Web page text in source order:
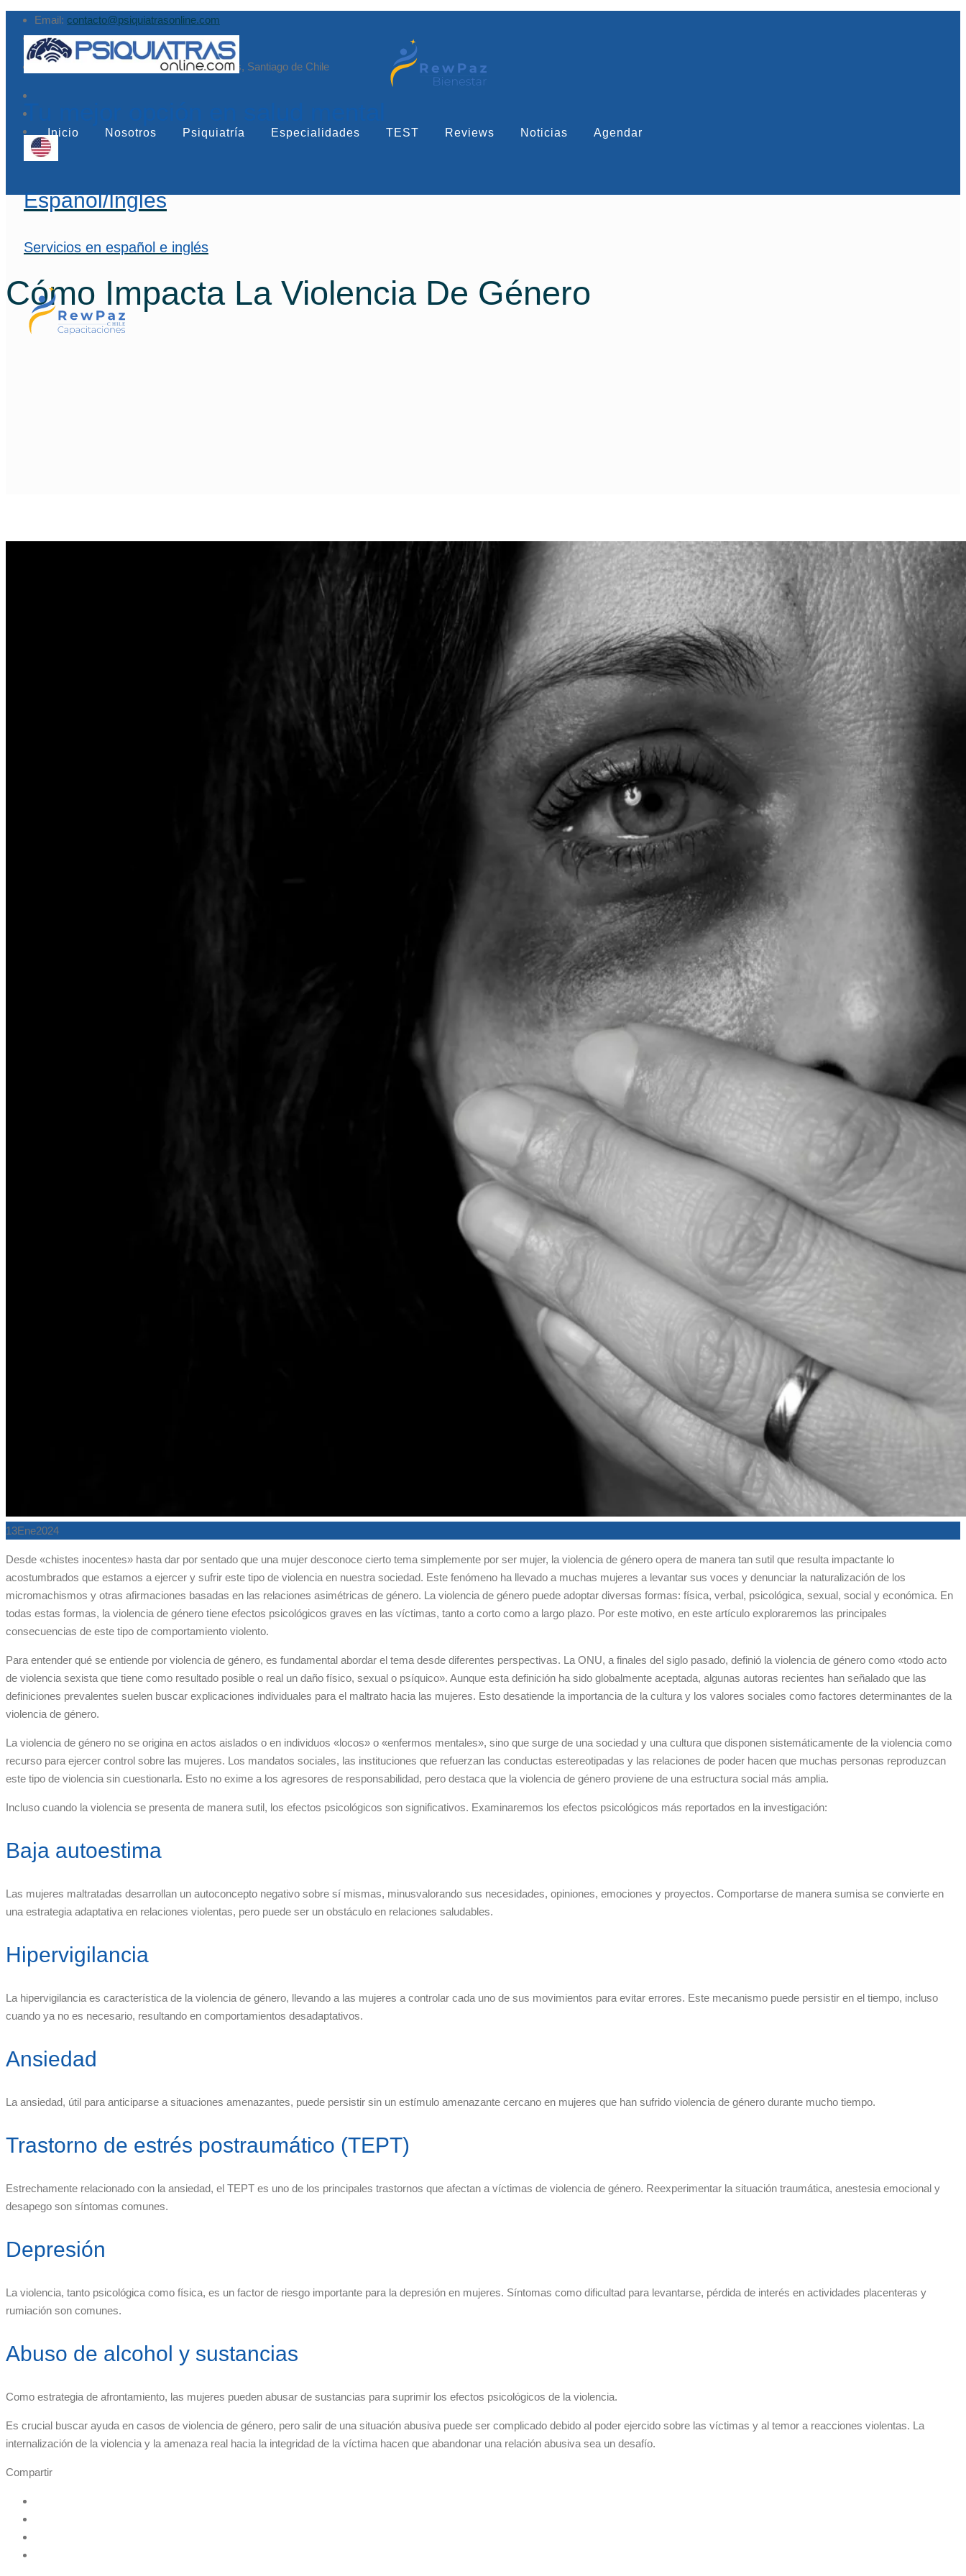
Email: contacto@psiquiatrasonline.com
Augusto Leguía Sur 79, of. 407, Las Condes, Santiago de Chile
Tu mejor opción en salud mental
Español/Inglés
Servicios en español e inglés
Inicio Nosotros Psiquiatría Especialidades TEST Reviews Noticias Agendar
Cómo Impacta La Violencia De Género
13Ene2024
Desde «chistes inocentes» hasta dar por sentado que una mujer desconoce cierto tema simplemente por ser mujer, la violencia de género opera de manera tan sutil que resulta impactante lo
acostumbrados que estamos a ejercer y sufrir este tipo de violencia en nuestra sociedad. Este fenómeno ha llevado a muchas mujeres a levantar sus voces y denunciar la naturalización de los
micromachismos y otras afirmaciones basadas en las relaciones asimétricas de género. La violencia de género puede adoptar diversas formas: física, verbal, psicológica, sexual, social y económica. En
todas estas formas, la violencia de género tiene efectos psicológicos graves en las víctimas, tanto a corto como a largo plazo. Por este motivo, en este artículo exploraremos las principales
consecuencias de este tipo de comportamiento violento.
Para entender qué se entiende por violencia de género, es fundamental abordar el tema desde diferentes perspectivas. La ONU, a finales del siglo pasado, definió la violencia de género como «todo acto
de violencia sexista que tiene como resultado posible o real un daño físico, sexual o psíquico». Aunque esta definición ha sido globalmente aceptada, algunas autoras recientes han señalado que las
definiciones prevalentes suelen buscar explicaciones individuales para el maltrato hacia las mujeres. Esto desatiende la importancia de la cultura y los valores sociales como factores determinantes de la
violencia de género.
La violencia de género no se origina en actos aislados o en individuos «locos» o «enfermos mentales», sino que surge de una sociedad y una cultura que disponen sistemáticamente de la violencia como
recurso para ejercer control sobre las mujeres. Los mandatos sociales, las instituciones que refuerzan las conductas estereotipadas y las relaciones de poder hacen que muchas personas reproduzcan
este tipo de violencia sin cuestionarla. Esto no exime a los agresores de responsabilidad, pero destaca que la violencia de género proviene de una estructura social más amplia.
Incluso cuando la violencia se presenta de manera sutil, los efectos psicológicos son significativos. Examinaremos los efectos psicológicos más reportados en la investigación:
Baja autoestima
Las mujeres maltratadas desarrollan un autoconcepto negativo sobre sí mismas, minusvalorando sus necesidades, opiniones, emociones y proyectos. Comportarse de manera sumisa se convierte en
una estrategia adaptativa en relaciones violentas, pero puede ser un obstáculo en relaciones saludables.
Hipervigilancia
La hipervigilancia es característica de la violencia de género, llevando a las mujeres a controlar cada uno de sus movimientos para evitar errores. Este mecanismo puede persistir en el tiempo, incluso
cuando ya no es necesario, resultando en comportamientos desadaptativos.
Ansiedad
La ansiedad, útil para anticiparse a situaciones amenazantes, puede persistir sin un estímulo amenazante cercano en mujeres que han sufrido violencia de género durante mucho tiempo.
Trastorno de estrés postraumático (TEPT)
Estrechamente relacionado con la ansiedad, el TEPT es uno de los principales trastornos que afectan a víctimas de violencia de género. Reexperimentar la situación traumática, anestesia emocional y
desapego son síntomas comunes.
Depresión
La violencia, tanto psicológica como física, es un factor de riesgo importante para la depresión en mujeres. Síntomas como dificultad para levantarse, pérdida de interés en actividades placenteras y
rumiación son comunes.
Abuso de alcohol y sustancias
Como estrategia de afrontamiento, las mujeres pueden abusar de sustancias para suprimir los efectos psicológicos de la violencia.
Es crucial buscar ayuda en casos de violencia de género, pero salir de una situación abusiva puede ser complicado debido al poder ejercido sobre las víctimas y al temor a reacciones violentas. La
internalización de la violencia y la amenaza real hacia la integridad de la víctima hacen que abandonar una relación abusiva sea un desafío.
Compartir